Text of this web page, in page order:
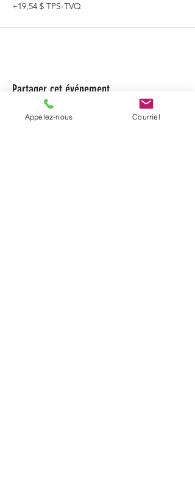
+19,54 $ TPS-TVQ
Partager cet événement
Appelez-nous Courriel